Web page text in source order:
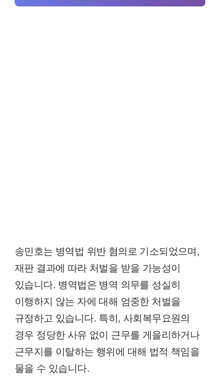
송민호는 병역법 위반 혐의로 기소되었으며,
재판 결과에 따라 처벌을 받을 가능성이
있습니다. 병역법은 병역 의무를 성실히
이행하지 않는 자에 대해 엄중한 처벌을
규정하고 있습니다. 특히, 사회복무요원의
경우 정당한 사유 없이 근무를 게을리하거나
근무지를 이탈하는 행위에 대해 법적 책임을
물을 수 있습니다.